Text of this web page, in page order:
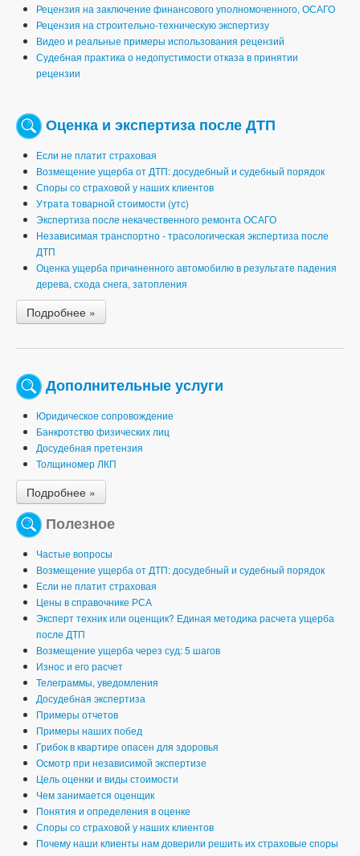
Рецензия на заключение финансового уполномоченного, ОСАГО
Рецензия на строительно-техническую экспертизу
Видео и реальные примеры использования рецензий
Судебная практика о недопустимости отказа в принятии
рецензии
Оценка и экспертиза после ДТП
Если не платит страховая
Возмещение ущерба от ДТП: досудебный и судебный порядок
Споры со страховой у наших клиентов
Утрата товарной стоимости (утс)
Экспертиза после некачественного ремонта ОСАГО
Независимая транспортно - трасологическая экспертиза после
ДТП
Оценка ущерба причиненного автомобилю в результате падения
дерева, схода снега, затопления
Подробнее »
Дополнительные услуги
Юридическое сопровождение
Банкротство физических лиц
Досудебная претензия
Толщиномер ЛКП
Подробнее »
Полезное
Частые вопросы
Возмещение ущерба от ДТП: досудебный и судебный порядок
Если не платит страховая
Цены в справочнике РСА
Эксперт техник или оценщик? Единая методика расчета ущерба
после ДТП
Возмещение ущерба через суд: 5 шагов
Износ и его расчет
Телеграммы, уведомления
Досудебная экспертиза
Примеры отчетов
Примеры наших побед
Грибок в квартире опасен для здоровья
Осмотр при независимой экспертизе
Цель оценки и виды стоимости
Чем занимается оценщик
Понятия и определения в оценке
Споры со страховой у наших клиентов
Почему наши клиенты нам доверили решить их страховые споры